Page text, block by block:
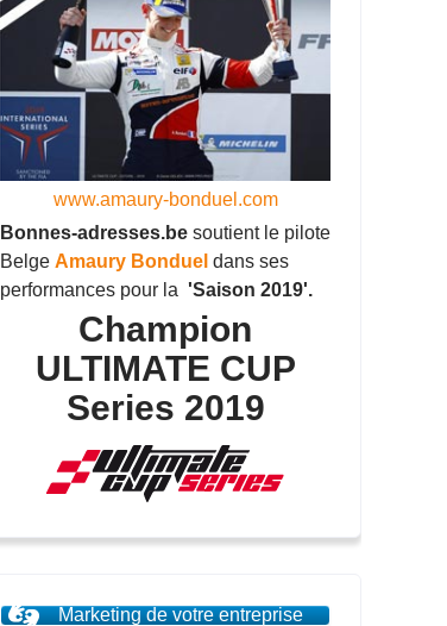
www.amaury-bonduel.com
Bonnes-adresses.be soutient le pilote
Belge Amaury Bonduel dans ses
performances pour la 'Saison 2019'.
Champion
ULTIMATE CUP
Series 2019
Marketing de votre entreprise